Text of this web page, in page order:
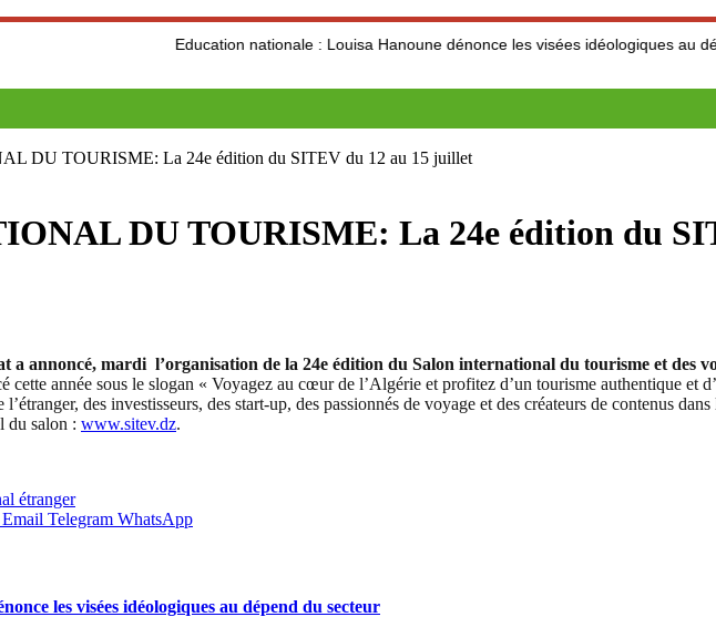
Education nationale : Louisa Hanoune dénonce les visées idéologiques au dépend du
DU TOURISME: La 24e édition du SITEV du 12 au 15 juillet
DU TOURISME: La 24e édition du
a annoncé, mardi l’organisation de la 24e édition du Salon international du tourisme et des
cette année sous le slogan « Voyagez au cœur de l’Algérie et profitez d’un tourisme authentique et
des investisseurs, des start-up, des passionnés de voyage et des créateurs de contenus
du salon : www.sitev.dz.
étranger
Email Telegram WhatsApp
les visées idéologiques au dépend du secteur